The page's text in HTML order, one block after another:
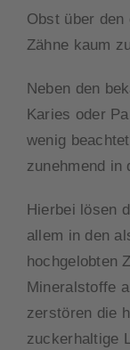
Obst über den
Zähne kaum
Neben den
Karies oder
wenig
zunehmend in
Hierbei lösen
allem in den
hochgelobten
Mineralstoffe
zerstören die
zuckerhaltige